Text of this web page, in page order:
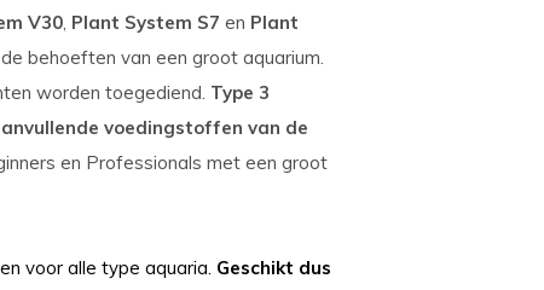
V30, Plant System S7 en Plant
behoeften van een groot aquarium.
worden toegediend. Type 3
voedingstoffen van de
en Professionals met een groot
voor alle type aquaria. Geschikt dus